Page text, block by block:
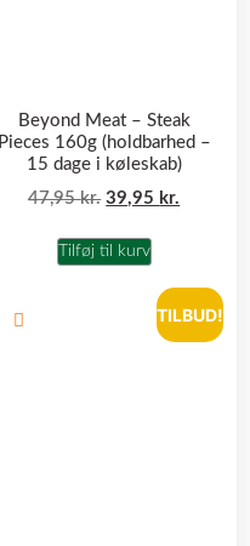
Beyond Meat – Steak
Pieces 160g (holdbarhed –
15 dage i køleskab)
47,95kr. 39,95 kr.
Tilføj til kurv
TILBUD!